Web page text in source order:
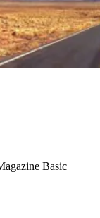
Basic